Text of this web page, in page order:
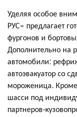
Уделяя особое
РУС» предлагает
фургонов и
Дополнительно на
автомобили:
автоэвакуатор со
мороженица. Кроме
шасси под
партнеров-